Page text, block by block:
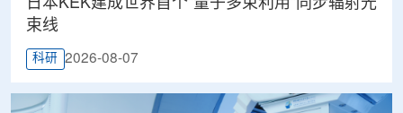
日本KEK建成世界首个“量子多束利用”同步辐射光
束线
科研 2026-08-07